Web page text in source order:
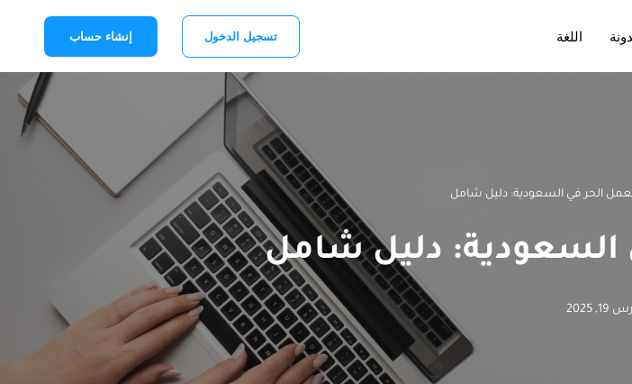
اللغة تسجيل الدخول إنشاء حساب
الحر في السعودية: دليل شامل
السعودية: دليل شامل
2025